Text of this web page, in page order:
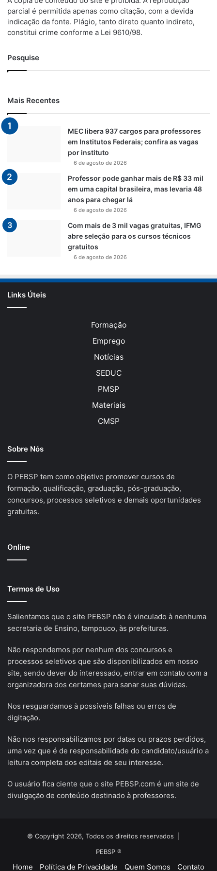
parcial é permitida apenas como citação, com a devida
indicação da fonte. Plágio, tanto direto quanto indireto,
constitui crime conforme a Lei 9610/98.
Pesquise
Mais Recentes
MEC libera 937 cargos para professores
em Institutos Federais; confira as vagas
por instituto
6 de agosto de 2026
Professor pode ganhar mais de R$ 33 mil
em uma capital brasileira, mas levaria 48
anos para chegar lá
6 de agosto de 2026
Com mais de 3 mil vagas gratuitas, IFMG
abre seleção para os cursos técnicos
gratuitos
6 de agosto de 2026
Links Úteis
Formação
Emprego
Notícias
SEDUC
PMSP
Materiais
CMSP
Sobre Nós
O PEBSP tem como objetivo promover cursos de
formação, qualificação, graduação, pós-graduação,
concursos, processos seletivos e demais oportunidades
gratuitas.
Online
Termos de Uso
Salientamos que o site PEBSP não é vinculado à nenhuma
secretaria de Ensino, tampouco, às prefeituras.
Não respondemos por nenhum dos concursos e
processos seletivos que são disponibilizados em nosso
site, sendo dever do interessado, entrar em contato com a
organizadora dos certames para sanar suas dúvidas.
Nos resguardamos à possíveis falhas ou erros de
digitação.
Não nos responsabilizamos por datas ou prazos perdidos,
uma vez que é de responsabilidade do candidato/usuário a
leitura completa dos editais de seu interesse.
O usuário fica ciente que o site PEBSP.com é um site de
divulgação de conteúdo destinado à professores.
© Copyright 2026, Todos os direitos reservados |
PEBSP ®
Home Política de Privacidade Quem Somos Contato